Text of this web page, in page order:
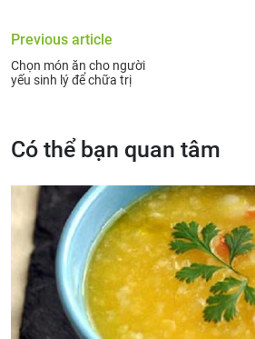
Previous article
Chọn món ăn cho người
yếu sinh lý để chữa trị
Có thể bạn quan tâm